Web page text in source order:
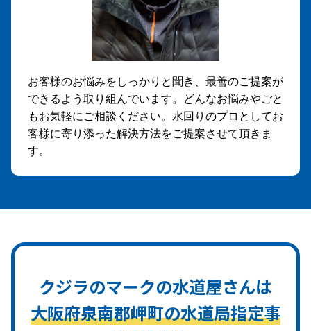
お客様のお悩みをしっかりと聞き、最善のご提案が
できるよう取り組んでいます。どんなお悩みやごと
もお気軽にご相談ください。水回りのプロとしてお
客様に寄り添った解決方法をご提案させて頂きま
す。
クジラのマークの水道屋さんは
大阪府泉南郡岬町の水道局指定事